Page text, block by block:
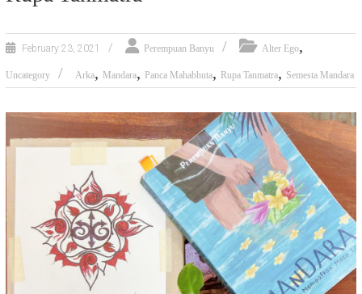
February 23, 2021 Perempuan Banyu Alter Ego,
Uncategory Arka, Mandara, Panca Mahabhuta, Rupa Tanmatra, Semesta Mandara